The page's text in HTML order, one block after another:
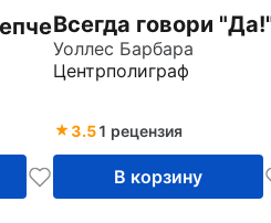
Всегда говори
Уоллес Барбара
Центрполиграф
3.51 рецензия
В корзину